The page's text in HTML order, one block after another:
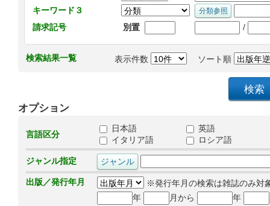
キーワード３
請求記号
別置 /
検索結果一覧 表示件数 ソート順
オプション
言語区分
日本語
英語
イタリア語
ロシア語
ジャンル指定
出版／発行年月
※発行年月の検索は雑誌のみ対
年
月から 年